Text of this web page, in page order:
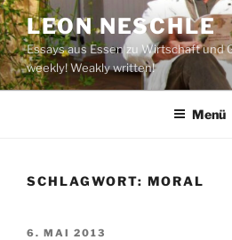
Zum
Inhalt
springen
LEON NESCHLE
Essays aus Essen zu Wirtschaft und
weekly! Weakly written!
Menü
SCHLAGWORT: MORAL
VERÖFFENTLICHT
6. MAI 2013